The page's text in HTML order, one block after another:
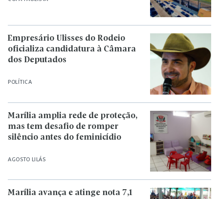
POLÍTICA
Empresário Ulisses do Rodeio
oficializa candidatura à Câmara
dos Deputados
AGOSTO LILÁS
Marília amplia rede de proteção,
mas tem desafio de romper
silêncio antes do feminicídio
Marília avança e atinge nota 7,1